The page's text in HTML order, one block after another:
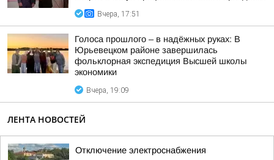
Вчера, 17:51
Голоса прошлого – в надёжных руках: В
Юрьевецком районе завершилась
фольклорная экспедиция Высшей школы
экономики
Вчера, 19:09
ЛЕНТА НОВОСТЕЙ
Отключение электроснабжения